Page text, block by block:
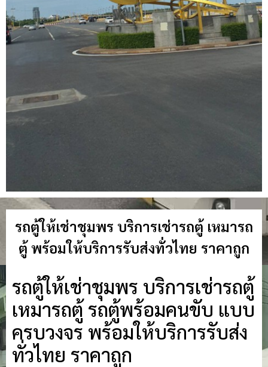
รถตู้ให้เช่าชุมพร บริการเช่ารถตู้ เหมารถ
ตู้ พร้อมให้บริการรับส่งทั่วไทย ราคาถูก
รถตู้ให้เช่าชุมพร บริการเช่ารถตู้
เหมารถตู้ รถตู้พร้อมคนขับ แบบ
ครบวงจร พร้อมให้บริการรับส่ง
ทั่วไทย ราคาถูก